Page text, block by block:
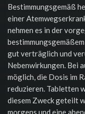
Bestimmungsgemäß
einer
nehmen es in der
gut verträglich und
Nebenwirkungen. Bei
möglich, die Dosis im
reduzieren. Tabletten
diesem Zweck geteilt
morgens und eine